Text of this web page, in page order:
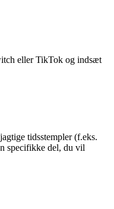
eller TikTok og indsæt
tidsstempler (f.eks.
specifikke del, du vil